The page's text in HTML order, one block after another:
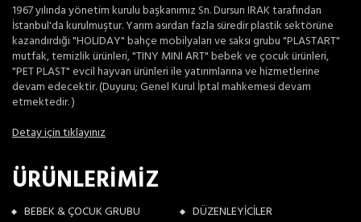
1967 yılında yönetim kurulu başkanımız Sn. Dursun IRAK tarafından
İstanbul'da kurulmuştur. Yarım asırdan fazla süredir plastik sektörüne
kazandırdığı "HOLIDAY" bahçe mobilyaları ve saksı grubu "PLASTART"
mutfak, temizlik ürünleri, "TINY MINI ART" bebek ve çocuk ürünleri,
"PET PLAST" evcil hayvan ürünleri ile yatırımlarına ve hizmetlerine
devam edecektir. (Duyuru; Genel Kurul İptal mahkemesi devam
etmektedir. )
Detay için tıklayınız
ÜRÜNLERİMİZ
BEBEK & ÇOCUK GRUBU
DÜZENLEYİCİLER